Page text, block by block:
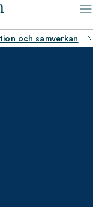
och samverkan